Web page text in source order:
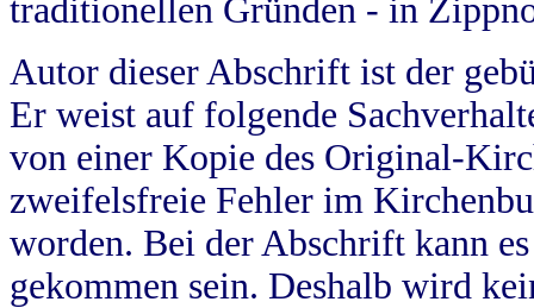
traditionellen Gründen - in
Autor dieser Abschrift ist der
Er weist auf folgende
von einer Kopie des Original-
zweifelsfreie Fehler im
worden. Bei der Abschrift kann
gekommen sein. Deshalb wird